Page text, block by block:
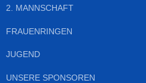
2. MANNSCHAFT
FRAUENRINGEN
JUGEND
UNSERE SPONSOREN